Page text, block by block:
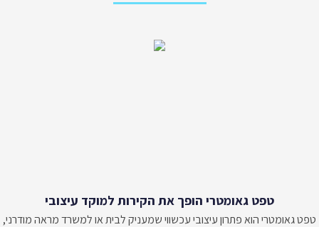
טפט גאומטרי הופך את הקירות למוקד עיצובי
טפט גאומטרי הוא פתרון עיצובי עכשווי שמעניק לבית או למשרד מראה מודרני,